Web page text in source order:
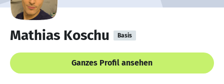
Mathias Koschu Basis
Ganzes Profil ansehen